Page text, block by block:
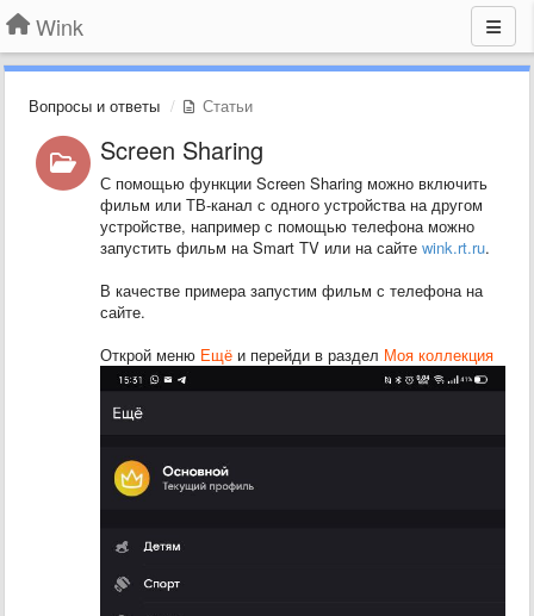
Wink
Вопросы и ответы Статьи
Screen Sharing
С помощью функции Screen Sharing можно включить
фильм или ТВ-канал с одного устройства на другом
устройстве, например с помощью телефона можно
запустить фильм на Smart TV или на сайте wink.rt.ru.
В качестве примера запустим фильм с телефона на
сайте.
Открой меню Ещё и перейди в раздел Моя коллекция